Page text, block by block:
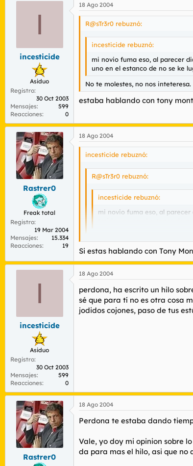
I
incesticide
Asiduo
Registro
30 Oct 2003
Mensajes
599
Reacciones
0
18 Ago 2004
R@sTr3r0 rebuznó:
incesticide rebuznó:
mi novio fuma eso, al parecer
uno en el estanco de no se ke
No te molestes, no nos
estaba hablando con tony
Rastrer0
Freak total
Registro
19 Mar 2004
Mensajes
15.334
Reacciones
19
18 Ago 2004
incesticide rebuznó:
R@sTr3r0 rebuznó:
incesticide rebuznó:
mi novio fuma eso, al
traido uno en el estanco de
No te molestes, no nos
estaba hablando con tony
Si estas hablando con Tony
I
incesticide
Asiduo
Registro
30 Oct 2003
Mensajes
599
Reacciones
0
18 Ago 2004
perdona, ha escrito un hilo
sé que para tí no es otra cosa
jodidos cojones, paso de tus
Rastrer0
18 Ago 2004
Perdona te estaba dando
Vale, yo doy mi opinion sobre
da para mas el hilo, asi que